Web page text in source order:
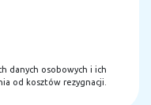
danych osobowych i ich
od kosztów rezygnacji.